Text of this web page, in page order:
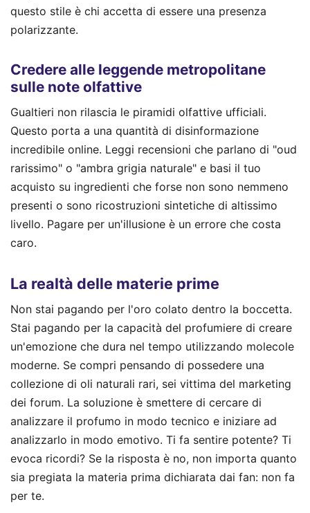
questo stile è chi accetta di essere una presenza
polarizzante.
Credere alle leggende metropolitane
sulle note olfattive
Gualtieri non rilascia le piramidi olfattive ufficiali.
Questo porta a una quantità di disinformazione
incredibile online. Leggi recensioni che parlano di "oud
rarissimo" o "ambra grigia naturale" e basi il tuo
acquisto su ingredienti che forse non sono nemmeno
presenti o sono ricostruzioni sintetiche di altissimo
livello. Pagare per un'illusione è un errore che costa
caro.
La realtà delle materie prime
Non stai pagando per l'oro colato dentro la boccetta.
Stai pagando per la capacità del profumiere di creare
un'emozione che dura nel tempo utilizzando molecole
moderne. Se compri pensando di possedere una
collezione di oli naturali rari, sei vittima del marketing
dei forum. La soluzione è smettere di cercare di
analizzare il profumo in modo tecnico e iniziare ad
analizzarlo in modo emotivo. Ti fa sentire potente? Ti
evoca ricordi? Se la risposta è no, non importa quanto
sia pregiata la materia prima dichiarata dai fan: non fa
per te.